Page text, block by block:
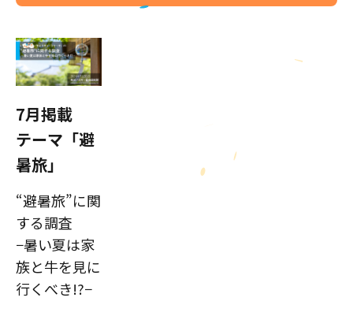
7月掲載
テーマ「避
暑旅」
“避暑旅”に関
する調査
−暑い夏は家
族と牛を見に
行くべき!?−